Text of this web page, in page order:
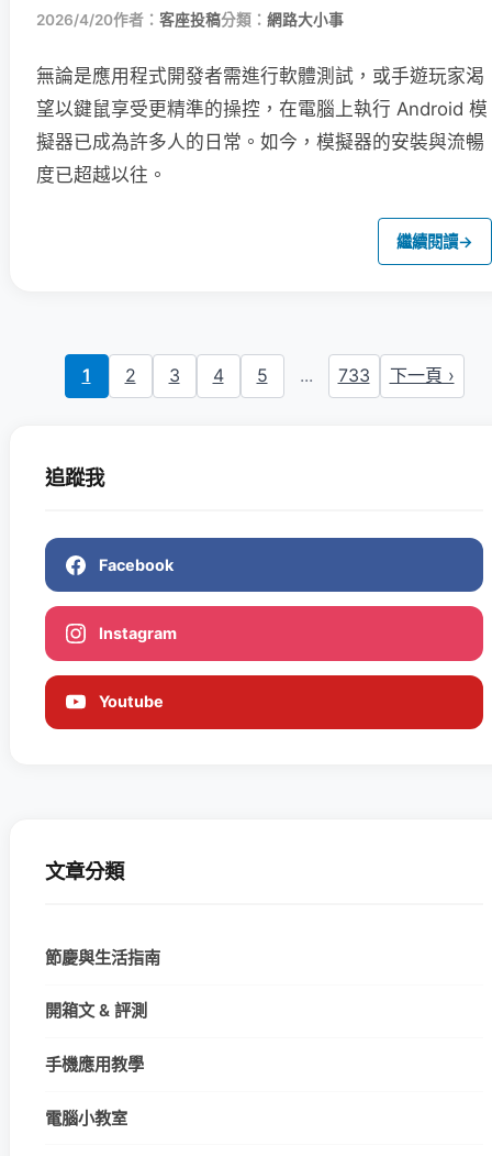
2026/4/20作者： 客座投稿分類： 網路大小事
無論是應用程式開發者需進行軟體測試，或手遊玩家渴
望以鍵鼠享受更精準的操控，在電腦上執行 Android 模
擬器已成為許多人的日常。如今，模擬器的安裝與流暢
度已超越以往。
繼續閱讀→
1 2 3 4 5 ... 733 下一頁 ›
追蹤我
Facebook
Instagram
Youtube
文章分類
節慶與生活指南
開箱文 & 評測
手機應用教學
電腦小教室